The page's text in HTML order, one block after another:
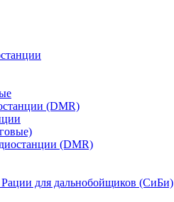
(DMR)
(DMR)
для дальнобойщиков (СиБи)